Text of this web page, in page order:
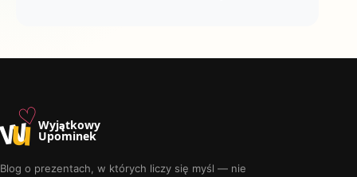
u♡Wyjątkowy
Upominek
Blog o prezentach, w których liczy się myśl — nie